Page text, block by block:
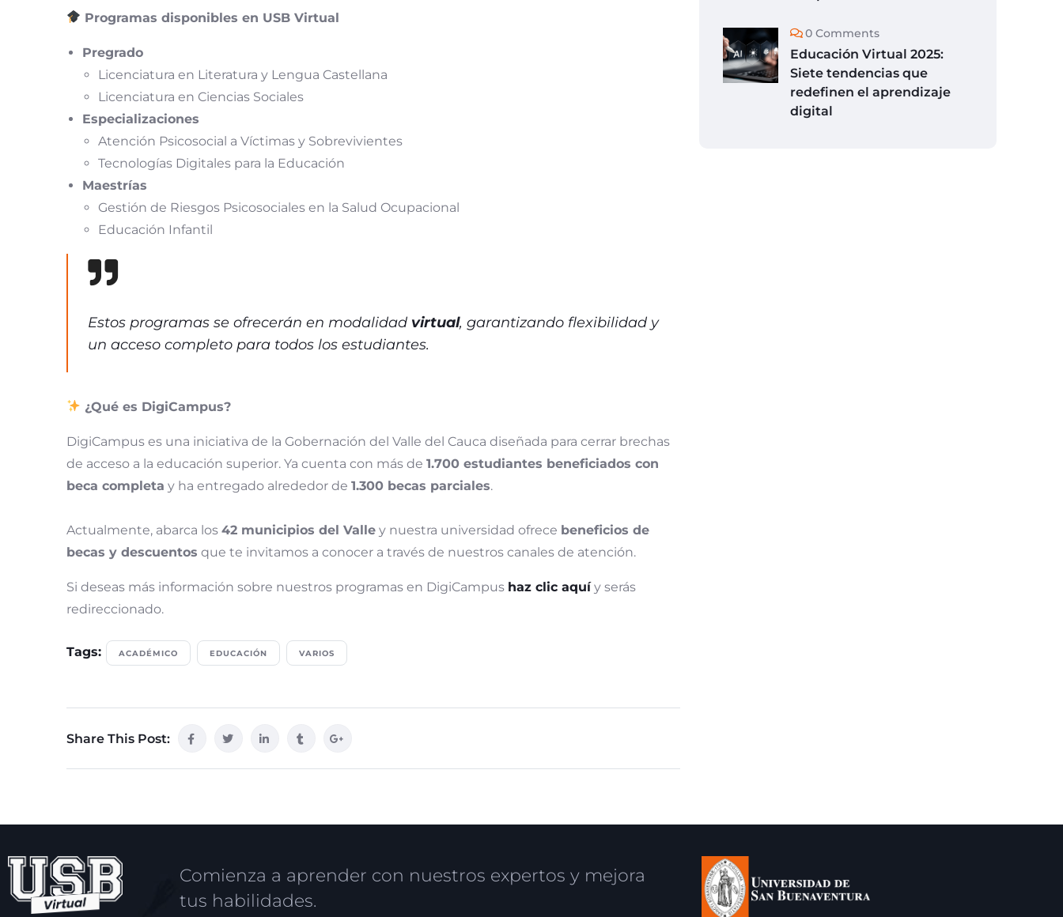
Programas disponibles en USB Virtual
Pregrado
Licenciatura en Literatura y Lengua Castellana
Licenciatura en Ciencias Sociales
Especializaciones
Atención Psicosocial a Víctimas y Sobrevivientes
Tecnologías Digitales para la Educación
Maestrías
Gestión de Riesgos Psicosociales en la Salud Ocupacional
Educación Infantil
Estos programas se ofrecerán en modalidad virtual, garantizando flexibilidad y
un acceso completo para todos los estudiantes.
¿Qué es DigiCampus?
DigiCampus es una iniciativa de la Gobernación del Valle del Cauca diseñada para cerrar brechas
de acceso a la educación superior. Ya cuenta con más de 1.700 estudiantes beneficiados con
beca completa y ha entregado alrededor de 1.300 becas parciales.
Actualmente, abarca los 42 municipios del Valle y nuestra universidad ofrece beneficios de
becas y descuentos que te invitamos a conocer a través de nuestros canales de atención.
Si deseas más información sobre nuestros programas en DigiCampus haz clic aquíy serás
redireccionado.
Tags: ACADÉMICO EDUCACIÓN VARIOS
Share This Post:
0 Comments
Educación Virtual 2025:
Siete tendencias que
redefinen el aprendizaje
digital
Comienza a aprender con nuestros expertos y mejora
tus habilidades.